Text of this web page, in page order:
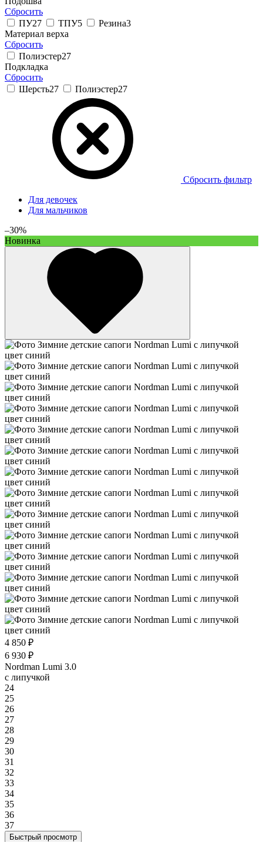
Сбросить
ПУ27 ТПУ5 Резина3
Материал верха
Сбросить
Полиэстер27
Подкладка
Сбросить
Шерсть27 Полиэстер27
Сбросить фильтр
Для девочек
Для мальчиков
–30%
Новинка
4 850 ₽
6 930 ₽
Nordman Lumi 3.0
с липучкой
24
25
26
27
28
29
30
31
32
33
34
35
36
37
Быстрый просмотр